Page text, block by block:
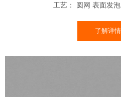
工艺： 圆网 表面发
了解详情